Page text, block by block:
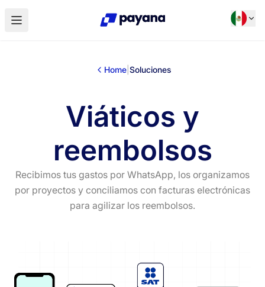
Home| Soluciones
Viáticos y
reembolsos
Recibimos tus gastos por WhatsApp, los organizamos
por proyectos y conciliamos con facturas electrónicas
para agilizar los reembolsos.